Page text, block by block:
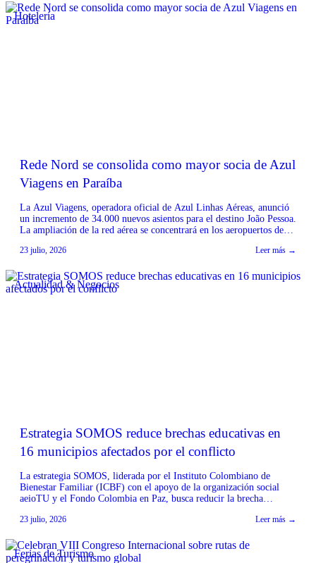
Hotelería
Rede Nord se consolida como mayor socia de Azul
Viagens en Paraíba
La Azul Viagens, operadora oficial de Azul Linhas Aéreas, anunció
un incremento de 34.000 nuevos asientos para el destino João Pessoa.
La ampliación de la red aérea se concentrará en los aeropuertos de
de Paraíba con importantes mercados emisores. Según el CEO de
23 julio, 2026 Leer más →
Actualidad & Negocios
Estrategia SOMOS reduce brechas educativas en
16 municipios afectados por el conflicto
La estrategia SOMOS, liderada por el Instituto Colombiano de
Bienestar Familiar (ICBF) con el apoyo de la organización social
aeioTU y el Fondo Colombia en Paz, busca reducir la brecha
Desarrollo con Enfoque Territorial (PDET) en los departamentos de
23 julio, 2026 Leer más →
Ferias de Turismo